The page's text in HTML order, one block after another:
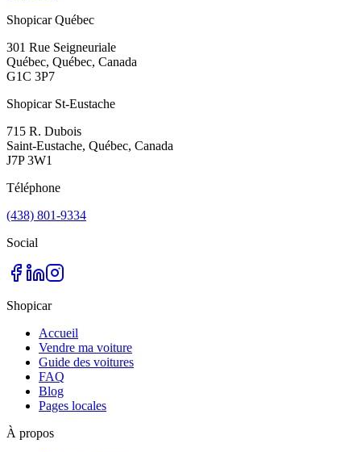
Shopicar Québec
301 Rue Seigneuriale
Québec, Québec, Canada
G1C 3P7
Shopicar St-Eustache
715 R. Dubois
Saint-Eustache, Québec, Canada
J7P 3W1
Téléphone
(438) 801-9334
Social
Shopicar
Accueil
Vendre ma voiture
Guide des voitures
FAQ
Blog
Pages locales
À propos